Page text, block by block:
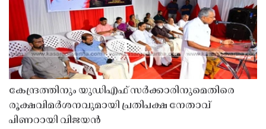
കേന്ദ്രത്തിനും യുഡിഎഫ് സർക്കാരിനുമെതിരെ
രൂക്ഷവിമർശനവുമായി പ്രതിപക്ഷ നേതാവ്
പിണറായി വിജയൻ